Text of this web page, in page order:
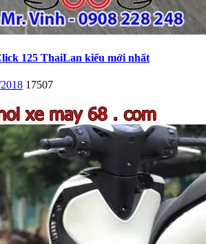
125 ThaiLan kiểu mới nhất
17507